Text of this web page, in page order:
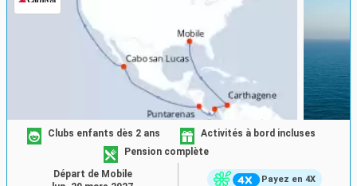
Payez en 4X
Clubs enfants dès 2 ans
Activités à bord incluses
Pension complète
Départ de Mobile